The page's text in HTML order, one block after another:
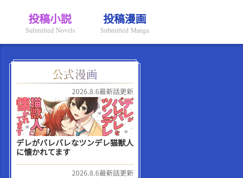
投稿小説
Submitted Novels
投稿漫画
Submitted Manga
2026.8.6最新話更新
デレがバレバレなツンデレ猫獣人
に懐かれてます
2026.8.6最新話更新